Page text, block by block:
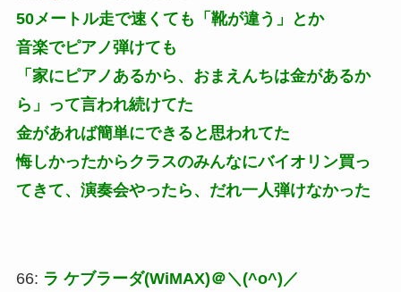
50メートル走で速くても「靴が違う」とか
音楽でピアノ弾けても
「家にピアノあるから、おまえんちは金があるか
ら」って言われ続けてた
金があれば簡単にできると思われてた
悔しかったからクラスのみんなにバイオリン買っ
てきて、演奏会やったら、だれ一人弾けなかった
66: ラ ケブラーダ(WiMAX)＠＼(^o^)／